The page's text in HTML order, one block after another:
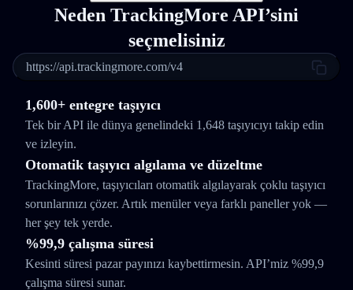
Neden TrackingMore API’sini
seçmelisiniz
https://api.trackingmore.com/v4
1,600+ entegre taşıyıcı
Tek bir API ile dünya genelindeki 1,648 taşıyıcıyı takip edin
ve izleyin.
Otomatik taşıyıcı algılama ve düzeltme
TrackingMore, taşıyıcıları otomatik algılayarak çoklu taşıyıcı
sorunlarınızı çözer. Artık menüler veya farklı paneller yok —
her şey tek yerde.
%99,9 çalışma süresi
Kesinti süresi pazar payınızı kaybettirmesin. API’miz %99,9
çalışma süresi sunar.